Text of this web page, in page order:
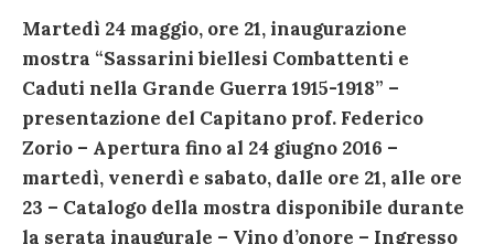
Martedì 24 maggio, ore 21, inaugurazione
mostra “Sassarini biellesi Combattenti e
Caduti nella Grande Guerra 1915-1918” –
presentazione del Capitano prof. Federico
Zorio – Apertura fino al 24 giugno 2016 –
martedì, venerdì e sabato, dalle ore 21, alle ore
23 – Catalogo della mostra disponibile durante
la serata inaugurale – Vino d’onore – Ingresso